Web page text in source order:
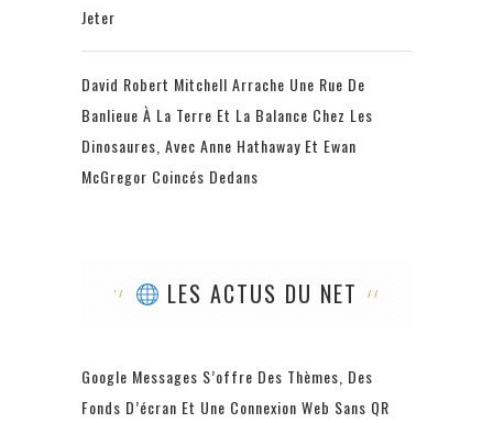
Jeter
David Robert Mitchell Arrache Une Rue De
Banlieue À La Terre Et La Balance Chez Les
Dinosaures, Avec Anne Hathaway Et Ewan
McGregor Coincés Dedans
LES ACTUS DU NET
Google Messages S’offre Des Thèmes, Des
Fonds D’écran Et Une Connexion Web Sans QR